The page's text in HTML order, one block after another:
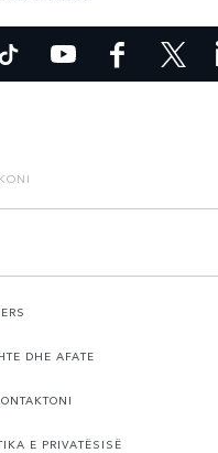
DHE AFATE
E PRIVATËSISË